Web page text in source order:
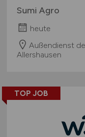
Sumi Agro
heute
Außendienst
Allershausen
TOP JOB